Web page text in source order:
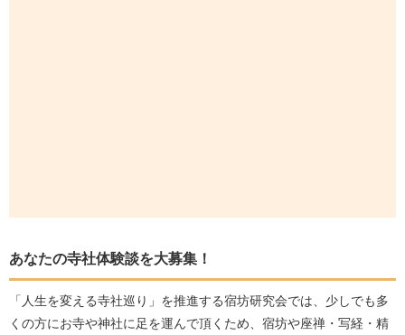
あなたの寺社体験談を大募集！
「人生を変える寺社巡り」を推進する宿坊研究会では、少しでも多
くの方にお寺や神社に足を運んで頂くため、宿坊や座禅・写経・精